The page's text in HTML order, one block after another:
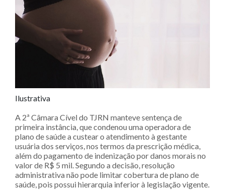
Ilustrativa
A 2ª Câmara Cível do TJRN manteve sentença de
primeira instância, que condenou uma operadora de
plano de saúde a custear o atendimento à gestante
usuária dos serviços, nos termos da prescrição médica,
além do pagamento de indenização por danos morais no
valor de R$ 5 mil. Segundo a decisão, resolução
administrativa não pode limitar cobertura de plano de
saúde, pois possui hierarquia inferior à legislação vigente.